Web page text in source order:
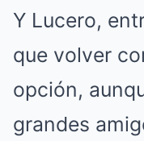
Y Lucero,
que volver
opción,
grandes